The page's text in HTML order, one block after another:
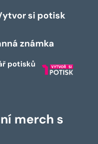
si potisk
známka
potisků
merch s